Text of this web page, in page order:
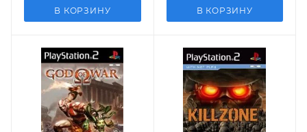
В КОРЗИНУ В КОРЗИНУ